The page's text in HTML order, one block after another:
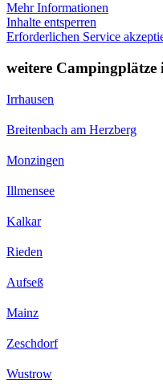
Mehr Informationen
Inhalte entsperren
Erforderlichen Service
weitere Campingplätze
Irrhausen
Breitenbach am Herzberg
Monzingen
Illmensee
Kalkar
Rieden
Aufseß
Mainz
Zeschdorf
Wustrow